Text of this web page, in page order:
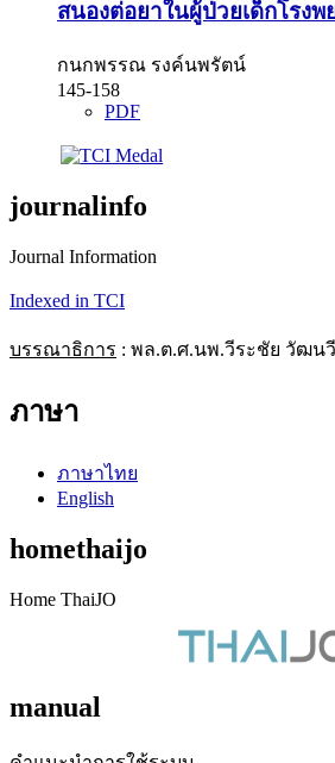
สนองต่อยาในผู้ป่วยเด็กโรง
กนกพรรณ รงค์นพรัตน์
145-158
PDF
journalinfo
Journal Information
Indexed in TCI
บรรณาธิการ : พล.ต.ศ.นพ.วีระชัย วัฒน
ภาษา
ภาษาไทย
English
homethaijo
Home ThaiJO
manual